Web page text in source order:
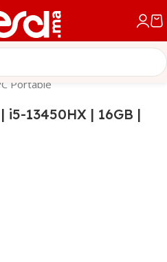
Portable
i5-13450HX | 16GB |